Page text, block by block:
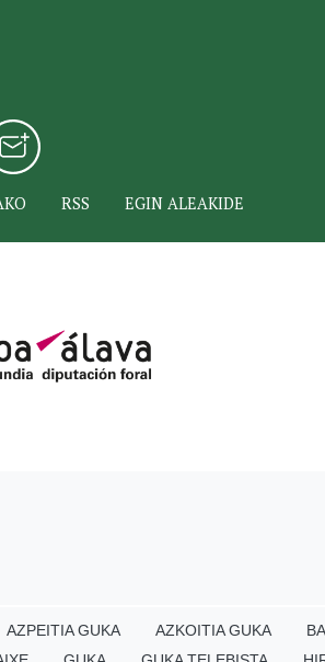
RSS EGIN ALEAKIDE
AZPEITIA GUKA AZKOITIA GUKA